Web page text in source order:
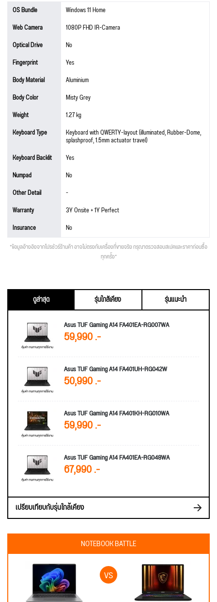
OS Bundle
Windows 11 Home
Web Camera
1080P FHD IR-Camera
Optical Drive
No
Fingerprint
Yes
Body Material
Aluminium
Body Color
Misty Grey
Weight
1.27 kg
Keyboard Type
Keyboard with QWERTY-layout (illuminated, Rubber-Dome,
splashproof, 1.5mm actuator travel)
Keyboard Backlit
Yes
Numpad
No
Other Detail
-
Warranty
3Y Onsite + 1Y Perfect
Insurance
No
*ข้อมูลอ้างอิงจากโปรชัวร์ร้านค้า อาจไม่ตรงกับเครื่องที่ขายจริง กรุณาตรวจสอบสเปคและราคาก่อนซื้อ
ทุกครั้ง*
ดูล่าสุด รุ่นใกล้เคียง
รุ่นแนะนำ
Asus TUF Gaming A14 FA401EA-RG007WA
59,990 .-
Asus TUF Gaming A14 FA401UH-RG042W
50,990 .-
Asus TUF Gaming A14 FA401KH-RG010WA
59,990 .-
Asus TUF Gaming A14 FA401EA-RG048WA
67,990 .-
เปรียบเทียบกับรุ่นใกล้เคียง
NOTEBOOK BATTLE